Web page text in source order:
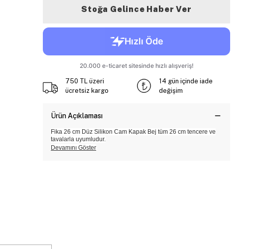
Stoğa Gelince Haber Ver
750 TL üzeri
ücretsiz kargo
14 gün içinde iade
değişim
Ürün Açıklaması
Fika 26 cm Düz Silikon Cam Kapak Bej tüm 26 cm tencere ve
tavalarla uyumludur.
Devamını Göster